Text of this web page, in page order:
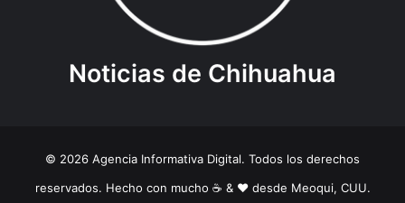
Noticias de Chihuahua
© 2026 Agencia Informativa Digital. Todos los derechos
reservados. Hecho con mucho ☕️ & ❤️ desde Meoqui, CUU.